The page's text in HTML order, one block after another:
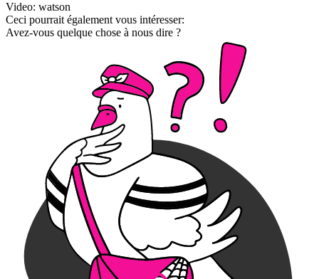
Video: watson
Ceci pourrait également vous intéresser:
Avez-vous quelque chose à nous dire ?